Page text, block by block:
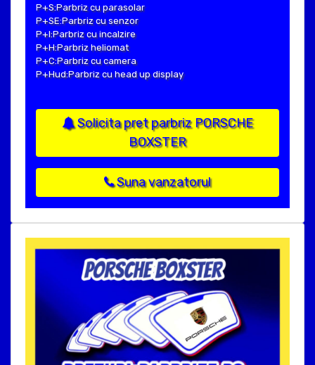
P+S:Parbriz cu parasolar
P+SE:Parbriz cu senzor
P+I:Parbriz cu incalzire
P+H:Parbriz heliomat
P+C:Parbriz cu camera
P+Hud:Parbriz cu head up display
Solicita pret parbriz PORSCHE
BOXSTER
Suna vanzatorul